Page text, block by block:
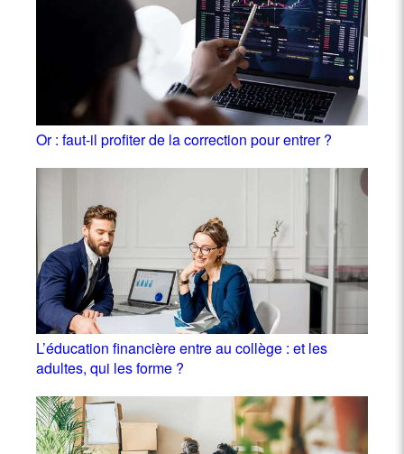
Or : faut-il profiter de la correction pour entrer ?
L’éducation financière entre au collège : et les
adultes, qui les forme ?